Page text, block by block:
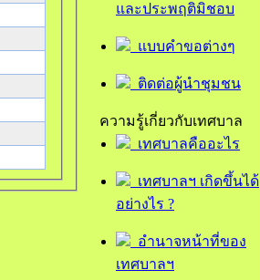
และประพฤติมิชอบ
แบบคำขอต่างๆ
ติดต่อผู้นำชุมชน
ความรู้เกี่ยวกับเทศบาล
เทศบาลคืออะไร
เทศบาลฯ เกิดขึ้นได้
อย่างไร ?
อำนาจหน้าที่ของ
เทศบาลฯ